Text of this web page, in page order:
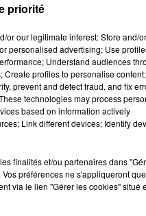
abordable
priorité
or our legitimate interest: Store and/or
personalised advertising; Use
Understand audiences
profiles to personalise
prevent and detect fraud, and fix
technologies may process
based on information actively
Link different devices; Identify
finalités et/ou partenaires dans
préférences ne s'appliqueront
via le lien "Gérer les cookies" situé